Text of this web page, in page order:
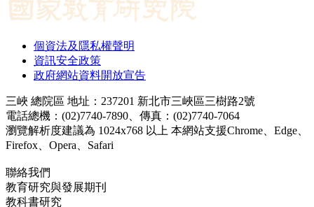
個資法及隱私權聲明
資訊安全政策
政府網站資料開放宣告
三峽 總院區 地址：237201 新北市三峽區三樹路2號
電話總機：(02)7740-7890、傳真：(02)7740-7064
瀏覽解析度建議為 1024x768 以上 本網站支援Chrome、Edge、
Firefox、Opera、Safari
聯絡我們
教育研究與發展期刊
教科書研究